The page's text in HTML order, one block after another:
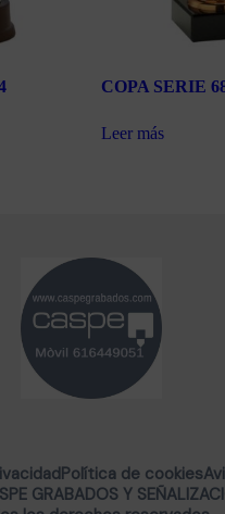
COPA SERIE
Leer más
GRABADOS Y
Política de cookies